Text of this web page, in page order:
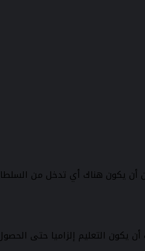
أن يكون التعليم إلزاميا حتى